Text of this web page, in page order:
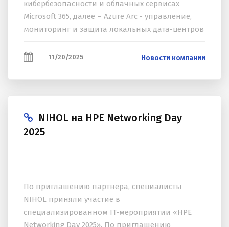
кибербезопасности и облачных сервисах
Microsoft 365, далее – Azure Arc - управление,
мониторинг и защита локальных дата-центров
Netwrix: Безопасность...
11/20/2025 Новости компании
NIHOL на HPE Networking Day
2025
По приглашению партнера, специалисты
NIHOL приняли участие в
специализированном IT-мероприятии «HPE
Networking Day 2025». По приглашению